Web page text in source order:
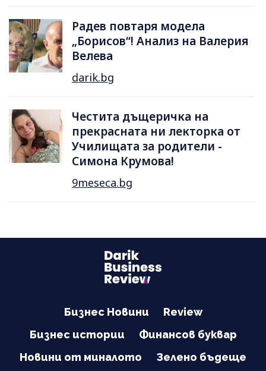
Радев повтаря модела
„Борисов“! Анализ на Валерия
Велева
darik.bg
Честита дъщеричка на
прекрасната ни лекторка от
Училищата за родители -
Симона Крумова!
9meseca.bg
Бизнес Новини
Review
Бизнес истории
Финансов буквар
Новини от миналото
Зелено бъдеще